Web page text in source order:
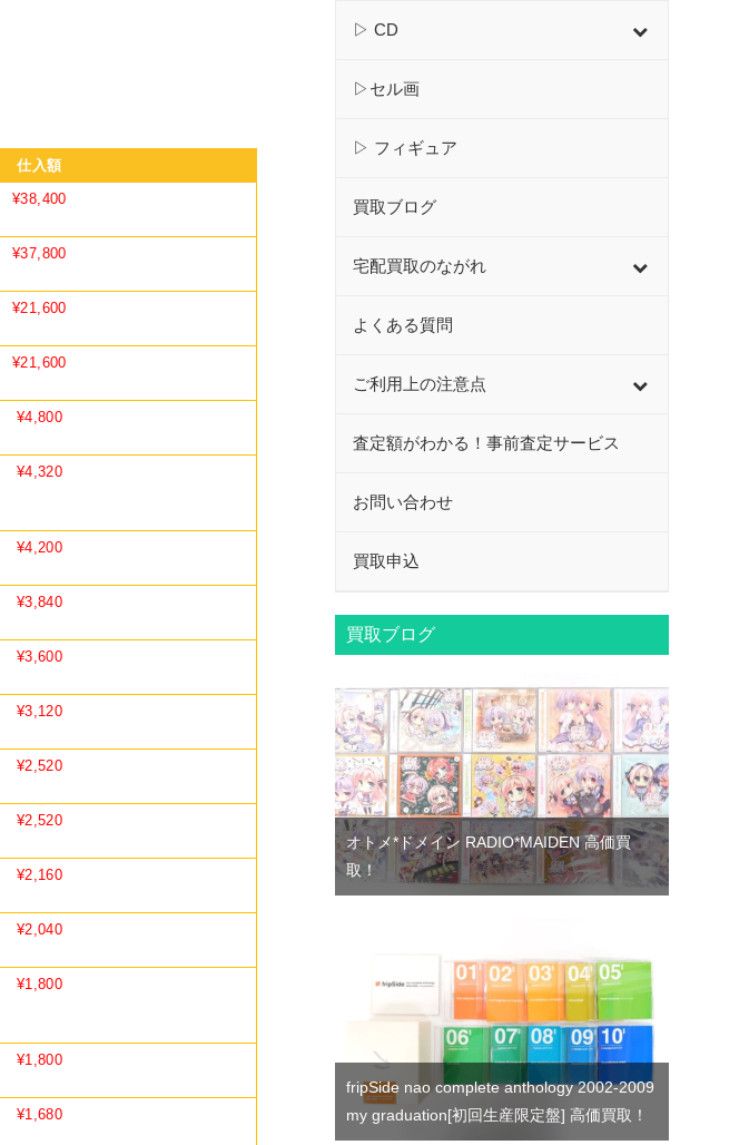
仕入額
¥38,400
¥37,800
¥21,600
¥21,600
¥4,800
¥4,320
¥4,200
¥3,840
¥3,600
¥3,120
¥2,520
¥2,520
¥2,160
¥2,040
¥1,800
¥1,800
¥1,680
▷ CD
▷セル画
▷ フィギュア
買取ブログ
宅配買取のながれ
よくある質問
ご利用上の注意点
査定額がわかる！事前査定サービス
お問い合わせ
買取申込
買取ブログ
オトメ*ドメイン RADIO*MAIDEN 高価買
取！
fripSide nao complete anthology 2002-2009
my graduation[初回生産限定盤] 高価買取！